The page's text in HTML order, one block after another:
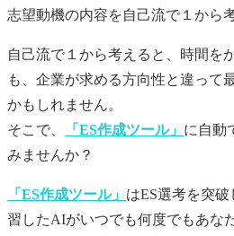
志望動機の内容を自己流で１から
自己流で１から考えると、時間を
も、企業が求める方向性と違って
かもしれません。
そこで、
「ES作成ツール」 に自動
みませんか？
「ES作成ツール」 はES選考を突
習したAIがいつでも何度でもあな